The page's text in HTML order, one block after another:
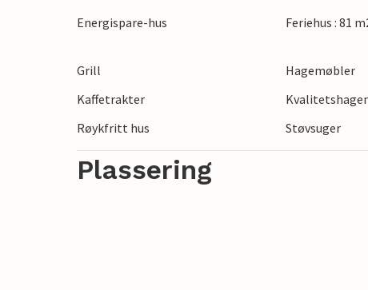
barna i frisk luft. Feriehusets beliggenhet
Esbjerg, Kolding eller Vejle. Her er det
Energispare-hus Feriehus : 81
Grill
Hagemøbler
Kaffetrakter
Røykfritt hus
Støvsuger
Plassering